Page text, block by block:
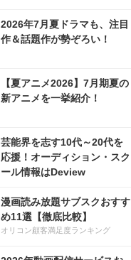
2026年7月夏ドラマも、注目
作＆話題作が勢ぞろい！
【夏アニメ2026】7月期夏の
新アニメを一挙紹介！
芸能界を志す10代～20代を
応援！オーディション・スク
ール情報はDeview
漫画読み放題サブスクおすす
め11選【徹底比較】
オリコン顧客満足度ランキング